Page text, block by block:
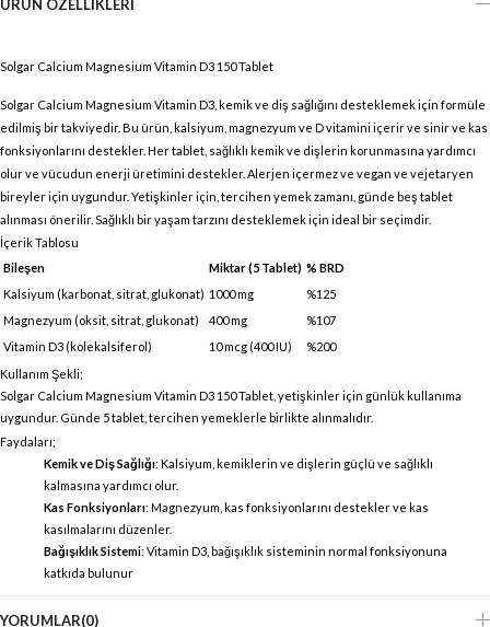
ÜRÜN ÖZELLIKLERI
Solgar Calcium Magnesium Vitamin D3 150 Tablet
Solgar Calcium Magnesium Vitamin D3, kemik ve diş sağlığını desteklemek için formüle
edilmiş bir takviyedir. Bu ürün, kalsiyum, magnezyum ve D vitamini içerir ve sinir ve kas
fonksiyonlarını destekler. Her tablet, sağlıklı kemik ve dişlerin korunmasına yardımcı
olur ve vücudun enerji üretimini destekler. Alerjen içermez ve vegan ve vejetaryen
bireyler için uygundur. Yetişkinler için, tercihen yemek zamanı, günde beş tablet
alınması önerilir. Sağlıklı bir yaşam tarzını desteklemek için ideal bir seçimdir.
İçerik Tablosu
Bileşen
Miktar (5 Tablet) % BRD
Kalsiyum (karbonat, sitrat, glukonat) 1000 mg
%125
Magnezyum (oksit, sitrat, glukonat)
400 mg
%107
Vitamin D3 (kolekalsiferol)
10 mcg (400 IU)
%200
Kullanım Şekli;
Solgar Calcium Magnesium Vitamin D3 150 Tablet, yetişkinler için günlük kullanıma
uygundur. Günde 5 tablet, tercihen yemeklerle birlikte alınmalıdır.
Faydaları;
Kemik ve Diş Sağlığı: Kalsiyum, kemiklerin ve dişlerin güçlü ve sağlıklı
kalmasına yardımcı olur.
Kas Fonksiyonları: Magnezyum, kas fonksiyonlarını destekler ve kas
kasılmalarını düzenler.
Bağışıklık Sistemi: Vitamin D3, bağışıklık sisteminin normal fonksiyonuna
katkıda bulunur
YORUMLAR(0)